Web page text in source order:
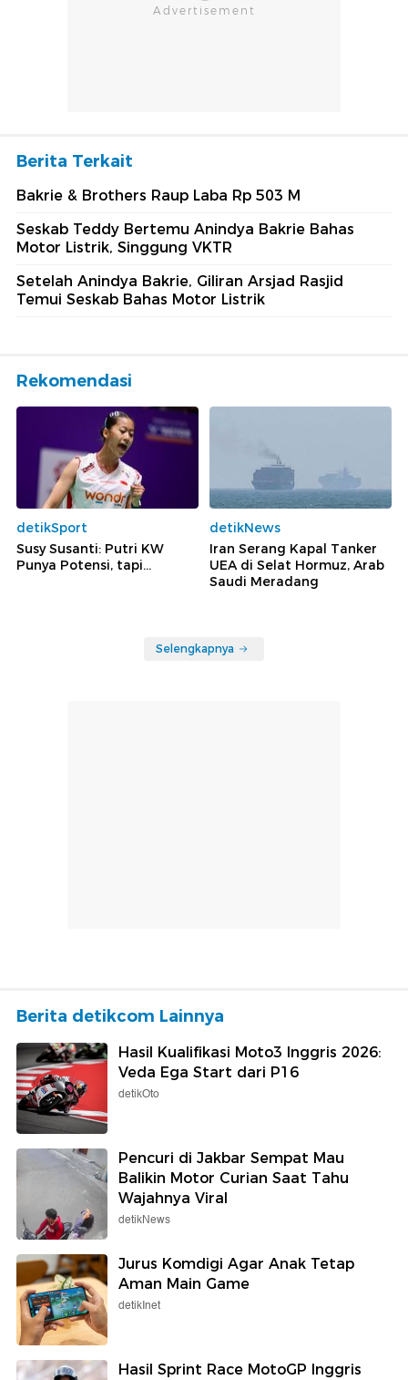
Berita Terkait
Bakrie & Brothers Raup Laba Rp 503 M
Seskab Teddy Bertemu Anindya Bakrie Bahas
Motor Listrik, Singgung VKTR
Setelah Anindya Bakrie, Giliran Arsjad Rasjid
Temui Seskab Bahas Motor Listrik
Rekomendasi
detikSport
Susy Susanti: Putri KW
Punya Potensi, tapi...
detikNews
Iran Serang Kapal Tanker
UEA di Selat Hormuz, Arab
Saudi Meradang
Selengkapnya
Berita detikcom Lainnya
Hasil Kualifikasi Moto3 Inggris 2026:
Veda Ega Start dari P16
detikOto
Pencuri di Jakbar Sempat Mau
Balikin Motor Curian Saat Tahu
Wajahnya Viral
detikNews
Jurus Komdigi Agar Anak Tetap
Aman Main Game
detikInet
Hasil Sprint Race MotoGP Inggris